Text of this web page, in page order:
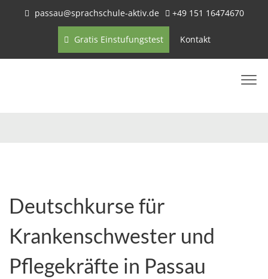
passau@sprachschule-aktiv.de +49 151 16474670
Gratis Einstufungstest Kontakt
Deutschkurse für
Krankenschwester und
Pflegekräfte in Passau